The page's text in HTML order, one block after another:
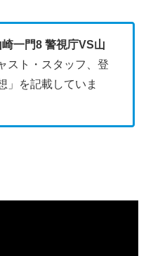
一門8 警視庁VS山
スト・スタッフ、登
」を記載していま